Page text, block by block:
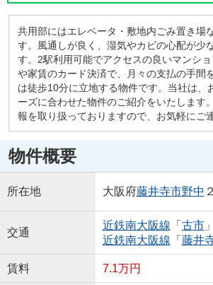
共用部にはエレベータ・敷地内ごみ置き場
す。風通しが良く、湿気やカビの心配が少
す。2駅利用可能でアクセスの良いマンシ
や家賃のカード決済で、月々の支払の手間
は徒歩10分に立地する物件です。当社は、
ーズに合わせた物件のご紹介をいたします
報を取り扱っておりますので、お気軽にご
物件概要
所在地 大阪府藤井寺市野中
交通
近鉄南大阪線 「 古市
近鉄南大阪線 「 藤井
賃料 7.1万円